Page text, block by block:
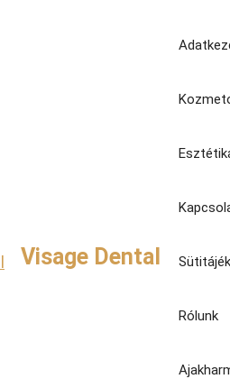
Visage Dental
Rólunk